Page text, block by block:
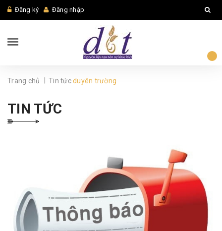
Đăng ký Đăng nhập
Trang chủ Tin tức duyên trường
TIN TỨC